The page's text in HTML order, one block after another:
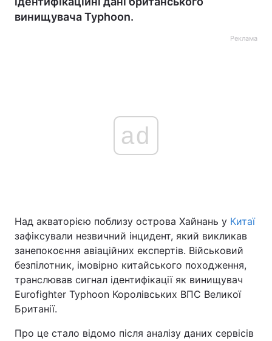
винищувача Typhoon.
Реклама
ad
Над акваторією поблизу острова Хайнань у Китаї
зафіксували незвичний інцидент, який викликав
занепокоєння авіаційних експертів. Військовий
безпілотник, імовірно китайського походження,
транслював сигнал ідентифікації як винищувач
Eurofighter Typhoon Королівських ВПС Великої
Британії.
Про це стало відомо після аналізу даних сервісів